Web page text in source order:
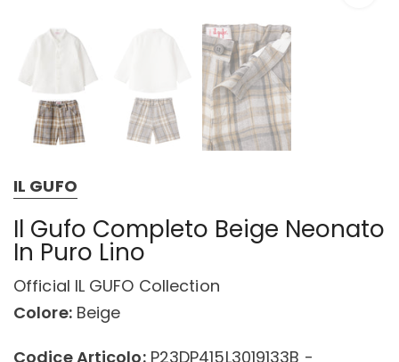
IL GUFO
Il Gufo Completo Beige Neonato
In Puro Lino
Official IL GUFO Collection
Colore:Beige
Codice Articolo:P23DP415L3019133B -